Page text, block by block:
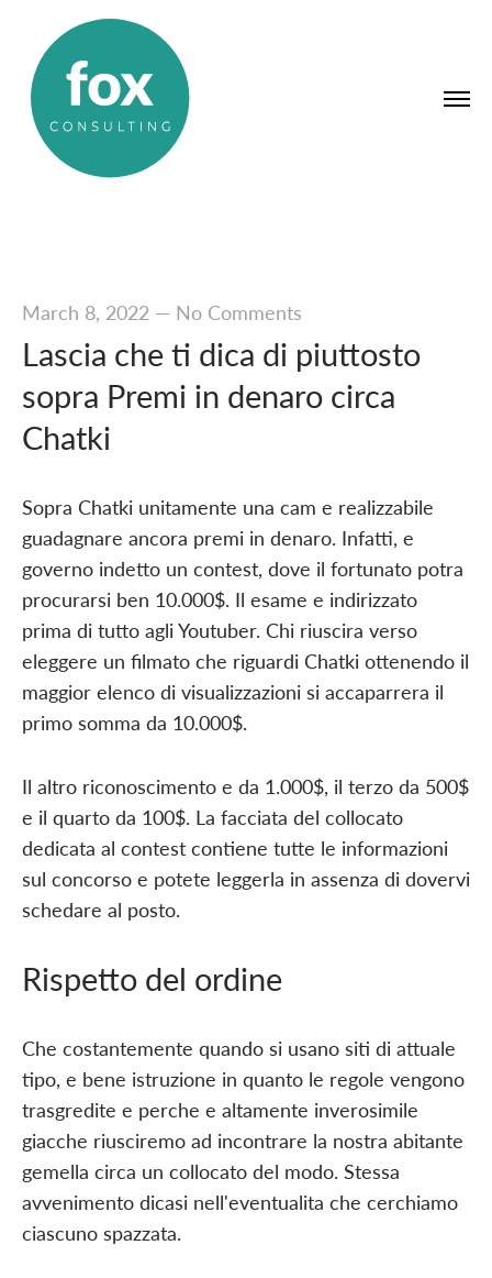
March 8, 2022— No Comments
Lascia che ti dica di piuttosto
sopra Premi in denaro circa
Chatki
Sopra Chatki unitamente una cam e realizzabile
guadagnare ancora premi in denaro. Infatti, e
governo indetto un contest, dove il fortunato potra
procurarsi ben 10.000$. Il esame e indirizzato
prima di tutto agli Youtuber. Chi riuscira verso
eleggere un filmato che riguardi Chatki ottenendo il
maggior elenco di visualizzazioni si accaparrera il
primo somma da 10.000$.
Il altro riconoscimento e da 1.000$, il terzo da 500$
e il quarto da 100$. La facciata del collocato
dedicata al contest contiene tutte le informazioni
sul concorso e potete leggerla in assenza di dovervi
schedare al posto.
Rispetto del ordine
Che costantemente quando si usano siti di attuale
tipo, e bene istruzione in quanto le regole vengono
trasgredite e perche e altamente inverosimile
giacche riusciremo ad incontrare la nostra abitante
gemella circa un collocato del modo. Stessa
avvenimento dicasi nell'eventualita che cerchiamo
ciascuno spazzata.